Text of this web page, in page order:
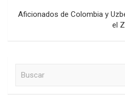
Aficionados de Colombia y
el